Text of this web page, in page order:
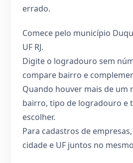
errado.
Comece pelo município
UF RJ.
Digite o logradouro sem
compare bairro e
Quando houver mais de um
bairro, tipo de logradouro e
escolher.
Para cadastros de empresas,
cidade e UF juntos no